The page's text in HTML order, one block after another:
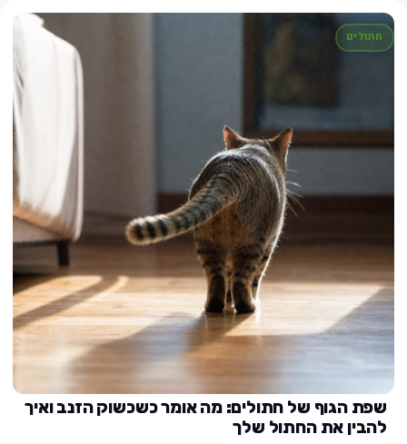
חתולים
שפת הגוף של חתולים: מה אומר כשכשוק הזנב ואיך
להבין את החתול שלך